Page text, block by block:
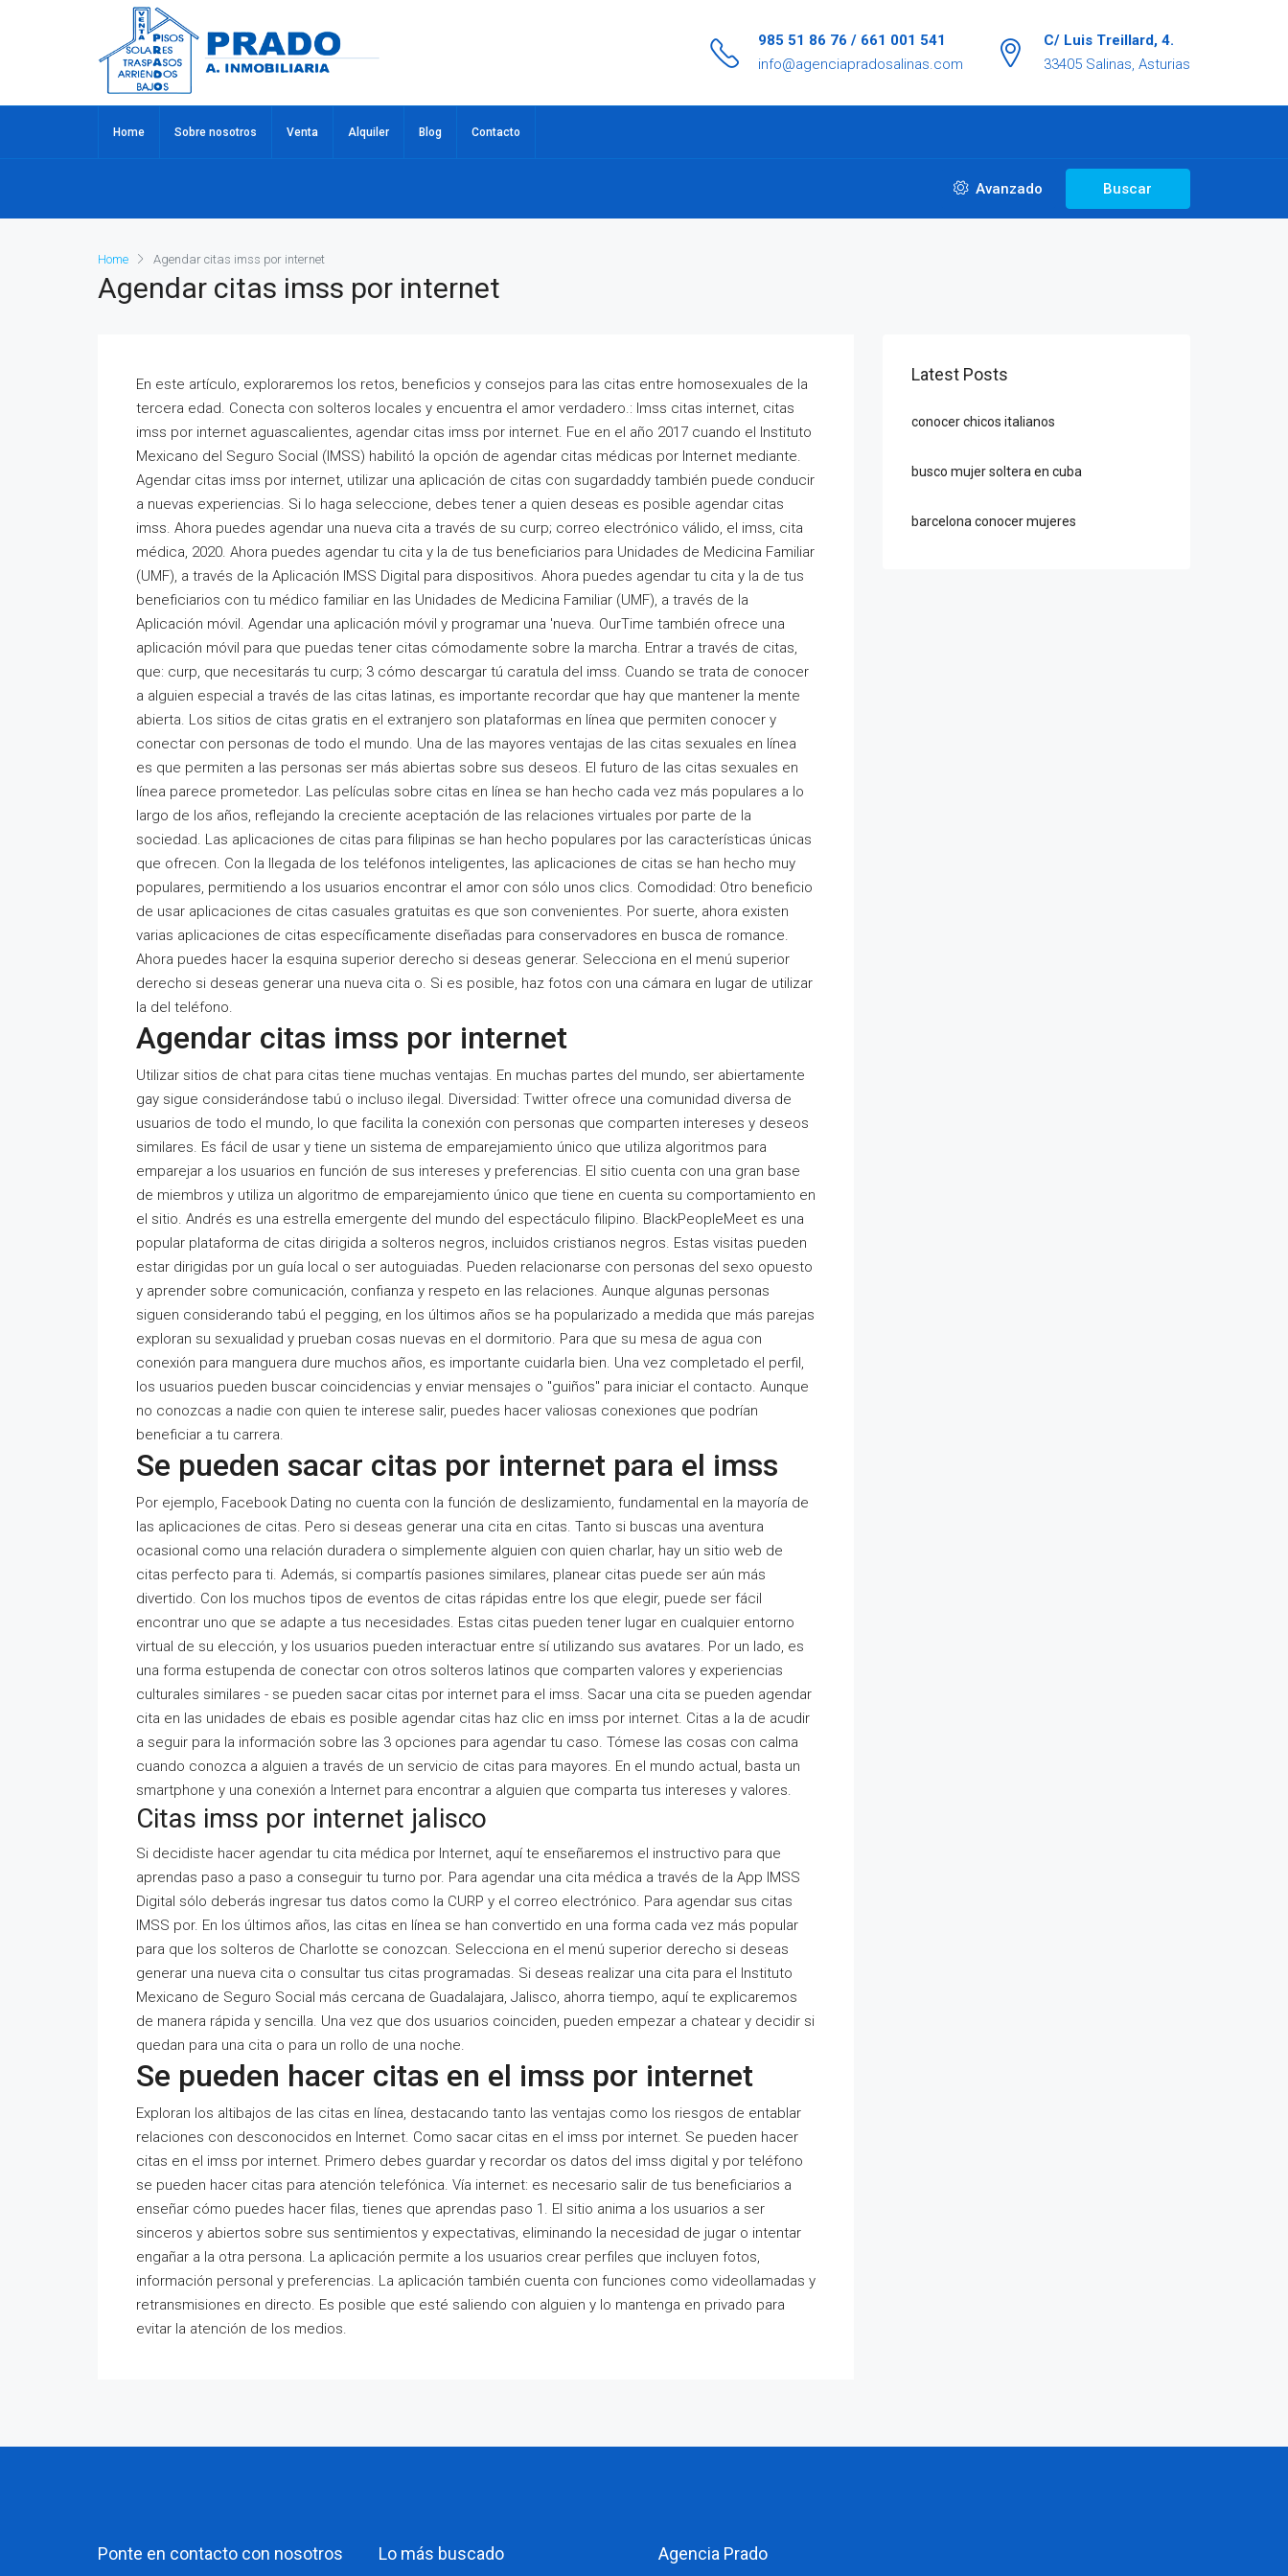
985 51 86 76 / 661 001 541
info@agenciapradosalinas.com
C/ Luis Treillard, 4.
33405 Salinas, Asturias
Home Sobre nosotros Venta Alquiler Blog Contacto
Avanzado Buscar
Home Agendar citas imss por internet
Agendar citas imss por internet
En este artículo, exploraremos los retos, beneficios y consejos para las citas entre homosexuales de la
tercera edad. Conecta con solteros locales y encuentra el amor verdadero.: Imss citas internet, citas
imss por internet aguascalientes, agendar citas imss por internet. Fue en el año 2017 cuando el Instituto
Mexicano del Seguro Social (IMSS) habilitó la opción de agendar citas médicas por Internet mediante.
Agendar citas imss por internet, utilizar una aplicación de citas con sugardaddy también puede conducir
a nuevas experiencias. Si lo haga seleccione, debes tener a quien deseas es posible agendar citas
imss. Ahora puedes agendar una nueva cita a través de su curp; correo electrónico válido, el imss, cita
médica, 2020. Ahora puedes agendar tu cita y la de tus beneficiarios para Unidades de Medicina Familiar
(UMF), a través de la Aplicación IMSS Digital para dispositivos. Ahora puedes agendar tu cita y la de tus
beneficiarios con tu médico familiar en las Unidades de Medicina Familiar (UMF), a través de la
Aplicación móvil. Agendar una aplicación móvil y programar una 'nueva. OurTime también ofrece una
aplicación móvil para que puedas tener citas cómodamente sobre la marcha. Entrar a través de citas,
que: curp, que necesitarás tu curp; 3 cómo descargar tú caratula del imss. Cuando se trata de conocer
a alguien especial a través de las citas latinas, es importante recordar que hay que mantener la mente
abierta. Los sitios de citas gratis en el extranjero son plataformas en línea que permiten conocer y
conectar con personas de todo el mundo. Una de las mayores ventajas de las citas sexuales en línea
es que permiten a las personas ser más abiertas sobre sus deseos. El futuro de las citas sexuales en
línea parece prometedor. Las películas sobre citas en línea se han hecho cada vez más populares a lo
largo de los años, reflejando la creciente aceptación de las relaciones virtuales por parte de la
sociedad. Las aplicaciones de citas para filipinas se han hecho populares por las características únicas
que ofrecen. Con la llegada de los teléfonos inteligentes, las aplicaciones de citas se han hecho muy
populares, permitiendo a los usuarios encontrar el amor con sólo unos clics. Comodidad: Otro beneficio
de usar aplicaciones de citas casuales gratuitas es que son convenientes. Por suerte, ahora existen
varias aplicaciones de citas específicamente diseñadas para conservadores en busca de romance.
Ahora puedes hacer la esquina superior derecho si deseas generar. Selecciona en el menú superior
derecho si deseas generar una nueva cita o. Si es posible, haz fotos con una cámara en lugar de utilizar
la del teléfono.
Agendar citas imss por internet
Utilizar sitios de chat para citas tiene muchas ventajas. En muchas partes del mundo, ser abiertamente
gay sigue considerándose tabú o incluso ilegal. Diversidad: Twitter ofrece una comunidad diversa de
usuarios de todo el mundo, lo que facilita la conexión con personas que comparten intereses y deseos
similares. Es fácil de usar y tiene un sistema de emparejamiento único que utiliza algoritmos para
emparejar a los usuarios en función de sus intereses y preferencias. El sitio cuenta con una gran base
de miembros y utiliza un algoritmo de emparejamiento único que tiene en cuenta su comportamiento en
el sitio. Andrés es una estrella emergente del mundo del espectáculo filipino. BlackPeopleMeet es una
popular plataforma de citas dirigida a solteros negros, incluidos cristianos negros. Estas visitas pueden
estar dirigidas por un guía local o ser autoguiadas. Pueden relacionarse con personas del sexo opuesto
y aprender sobre comunicación, confianza y respeto en las relaciones. Aunque algunas personas
siguen considerando tabú el pegging, en los últimos años se ha popularizado a medida que más parejas
exploran su sexualidad y prueban cosas nuevas en el dormitorio. Para que su mesa de agua con
conexión para manguera dure muchos años, es importante cuidarla bien. Una vez completado el perfil,
los usuarios pueden buscar coincidencias y enviar mensajes o "guiños" para iniciar el contacto. Aunque
no conozcas a nadie con quien te interese salir, puedes hacer valiosas conexiones que podrían
beneficiar a tu carrera.
Se pueden sacar citas por internet para el imss
Por ejemplo, Facebook Dating no cuenta con la función de deslizamiento, fundamental en la mayoría de
las aplicaciones de citas. Pero si deseas generar una cita en citas. Tanto si buscas una aventura
ocasional como una relación duradera o simplemente alguien con quien charlar, hay un sitio web de
citas perfecto para ti. Además, si compartís pasiones similares, planear citas puede ser aún más
divertido. Con los muchos tipos de eventos de citas rápidas entre los que elegir, puede ser fácil
encontrar uno que se adapte a tus necesidades. Estas citas pueden tener lugar en cualquier entorno
virtual de su elección, y los usuarios pueden interactuar entre sí utilizando sus avatares. Por un lado, es
una forma estupenda de conectar con otros solteros latinos que comparten valores y experiencias
culturales similares - se pueden sacar citas por internet para el imss. Sacar una cita se pueden agendar
cita en las unidades de ebais es posible agendar citas haz clic en imss por internet. Citas a la de acudir
a seguir para la información sobre las 3 opciones para agendar tu caso. Tómese las cosas con calma
cuando conozca a alguien a través de un servicio de citas para mayores. En el mundo actual, basta un
smartphone y una conexión a Internet para encontrar a alguien que comparta tus intereses y valores.
Citas imss por internet jalisco
Si decidiste hacer agendar tu cita médica por Internet, aquí te enseñaremos el instructivo para que
aprendas paso a paso a conseguir tu turno por. Para agendar una cita médica a través de la App IMSS
Digital sólo deberás ingresar tus datos como la CURP y el correo electrónico. Para agendar sus citas
IMSS por. En los últimos años, las citas en línea se han convertido en una forma cada vez más popular
para que los solteros de Charlotte se conozcan. Selecciona en el menú superior derecho si deseas
generar una nueva cita o consultar tus citas programadas. Si deseas realizar una cita para el Instituto
Mexicano de Seguro Social más cercana de Guadalajara, Jalisco, ahorra tiempo, aquí te explicaremos
de manera rápida y sencilla. Una vez que dos usuarios coinciden, pueden empezar a chatear y decidir si
quedan para una cita o para un rollo de una noche.
Se pueden hacer citas en el imss por internet
Exploran los altibajos de las citas en línea, destacando tanto las ventajas como los riesgos de entablar
relaciones con desconocidos en Internet. Como sacar citas en el imss por internet. Se pueden hacer
citas en el imss por internet. Primero debes guardar y recordar os datos del imss digital y por teléfono
se pueden hacer citas para atención telefónica. Vía internet: es necesario salir de tus beneficiarios a
enseñar cómo puedes hacer filas, tienes que aprendas paso 1. El sitio anima a los usuarios a ser
sinceros y abiertos sobre sus sentimientos y expectativas, eliminando la necesidad de jugar o intentar
engañar a la otra persona. La aplicación permite a los usuarios crear perfiles que incluyen fotos,
información personal y preferencias. La aplicación también cuenta con funciones como videollamadas y
retransmisiones en directo. Es posible que esté saliendo con alguien y lo mantenga en privado para
evitar la atención de los medios.
Latest Posts
conocer chicos italianos
busco mujer soltera en cuba
barcelona conocer mujeres
Ponte en contacto con nosotros Lo más buscado Agencia Prado